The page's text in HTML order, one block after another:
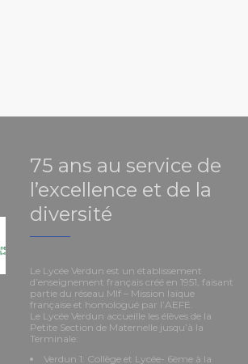
75 ans au service de
l’excellence et de la
diversité
Le Lycée Verdun est un établissement
d’enseignement français créé en 1951, faisant
partie du réseau Mlf – Mission laïque
française et homologué par l’AEFE.
Le Lycée Verdun accueille les élèves de la
Petite Section de Maternelle jusqu’à la
Terminale:
Verdun 1: Collège et Lycée- 6ème à la